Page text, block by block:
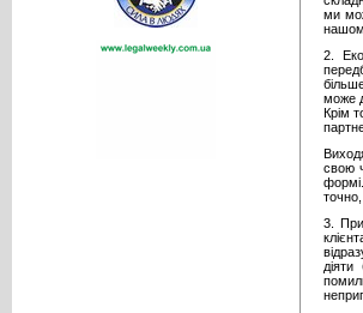
ми
2.
може
Крім
свою
3.